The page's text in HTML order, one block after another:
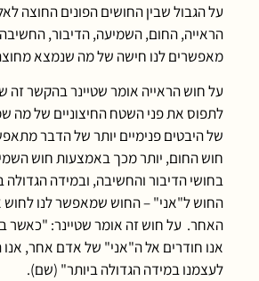
על הגבול שבין החושים הפונים החוצה
הראייה, החום, השמיעה, הדיבור,
מאפשרים לנו חישה של מה שנמצא
על חוש הראייה אומר שטיינר בהקשר זה
לתפוס את פני השטח החיצוניים של מה
של היבטים פנימיים יותר של הדבר
חוש החום, יותר מכך באמצעות חוש
בחושי הדיבור והחשיבה, ובמידה
החוש ל"אני" – החוש שמאפשר לנו
האחר. על חוש זה אומר שטיינר: "כאשר
אנו חודרים אל ה"אני" של אדם אחר, אנו
לעצמנו במידה הגדולה ביותר" (שם).